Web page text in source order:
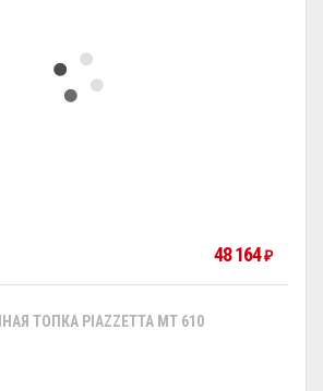
48 164₽
ТОПКА PIAZZETTA MT 610